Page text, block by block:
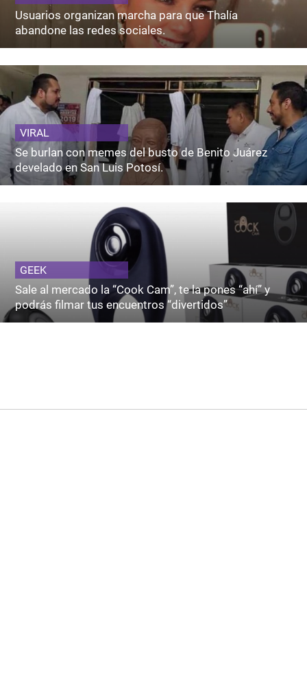
Usuarios organizan marcha para que Thalía
abandone las redes sociales.
VIRAL
Se burlan con memes del busto de Benito Juárez
develado en San Luis Potosí.
GEEK
Sale al mercado la “Cook Cam”, te la pones “ahí” y
podrás filmar tus encuentros “divertidos”